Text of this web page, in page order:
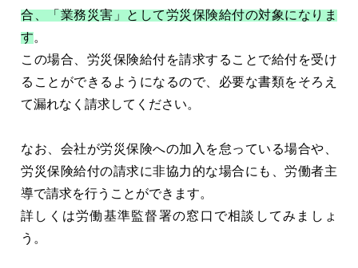
合、「業務災害」として労災保険給付の対象になりま
す。
この場合、労災保険給付を請求することで給付を受け
ることができるようになるので、必要な書類をそろえ
て漏れなく請求してください。
なお、会社が労災保険への加入を怠っている場合や、
労災保険給付の請求に非協力的な場合にも、労働者主
導で請求を行うことができます。
詳しくは労働基準監督署の窓口で相談してみましょ
う。